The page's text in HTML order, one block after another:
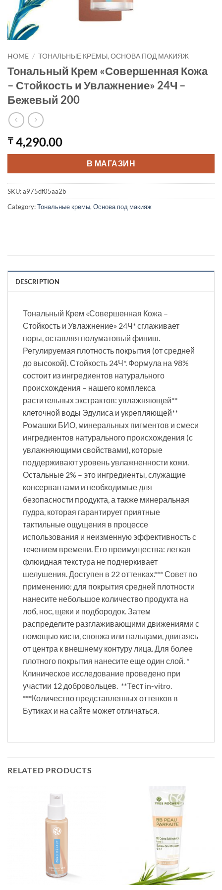
HOME / ТОНАЛЬНЫЕ КРЕМЫ, ОСНОВА ПОД МАКИЯЖ
Тональный Крем «Совершенная Кожа
– Стойкость и Увлажнение» 24Ч –
Бежевый 200
₸ 4,290.00
В МАГАЗИН
SKU:a975df05aa2b
Category:Тональные кремы, Основа под макияж
DESCRIPTION
Тональный Крем «Совершенная Кожа –
Стойкость и Увлажнение» 24Ч* сглаживает
поры, оставляя полуматовый финиш.
Регулируемая плотность покрытия (от средней
до высокой). Стойкость 24Ч*. Формула на 98%
состоит из ингредиентов натурального
происхождения – нашего комплекса
растительных экстрактов: увлажняющей**
клеточной воды Эдулиса и укрепляющей**
Ромашки БИО, минеральных пигментов и смеси
ингредиентов натурального происхождения (с
увлажняющими свойствами), которые
поддерживают уровень увлажненности кожи.
Остальные 2% – это ингредиенты, служащие
консервантами и необходимые для
безопасности продукта, а также минеральная
пудра, которая гарантирует приятные
тактильные ощущения в процессе
использования и неизменную эффективность с
течением времени. Его преимущества: легкая
флюидная текстура не подчеркивает
шелушения. Доступен в 22 оттенках.*** Совет по
применению: для покрытия средней плотности
нанесите небольшое количество продукта на
лоб, нос, щеки и подбородок. Затем
распределите разглаживающими движениями с
помощью кисти, спонжа или пальцами, двигаясь
от центра к внешнему контуру лица. Для более
плотного покрытия нанесите еще один слой. *
Клиническое исследование проведено при
участии 12 добровольцев. **Тест in-vitro.
***Количество представленных оттенков в
Бутиках и на сайте может отличаться.
RELATED PRODUCTS